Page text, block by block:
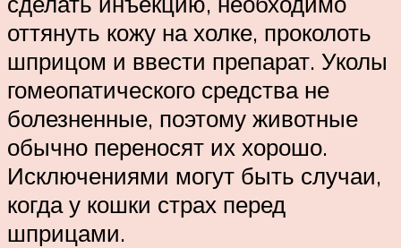
оттянуть кожу на холке, проколоть
шприцом и ввести препарат. Уколы
гомеопатического средства не
болезненные, поэтому животные
обычно переносят их хорошо.
Исключениями могут быть случаи,
когда у кошки страх перед
шприцами.